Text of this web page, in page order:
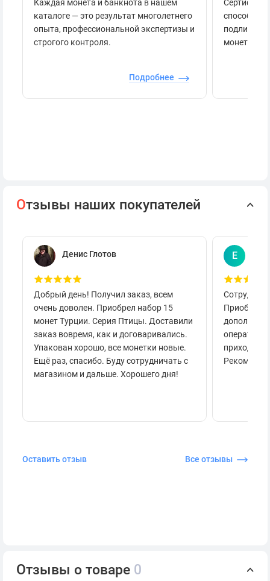
Каждая монета и банкнота в нашем
каталоге — это результат многолетнего
опыта, профессиональной экспертизы и
строгого контроля.
Подробнее
способов
монеты.
Отзывы наших покупателей
Денис Глотов
Добрый день! Получил заказ, всем
очень доволен. Приобрел набор 15
монет Турции. Серия Птицы. Доставили
заказ вовремя, как и договаривались.
Упакован хорошо, все монетки новые.
Ещё раз, спасибо. Буду сотрудничать с
магазином и дальше. Хорошего дня!
Е
приходило
Оставить отзыв Все отзывы
Отзывы о товаре 0